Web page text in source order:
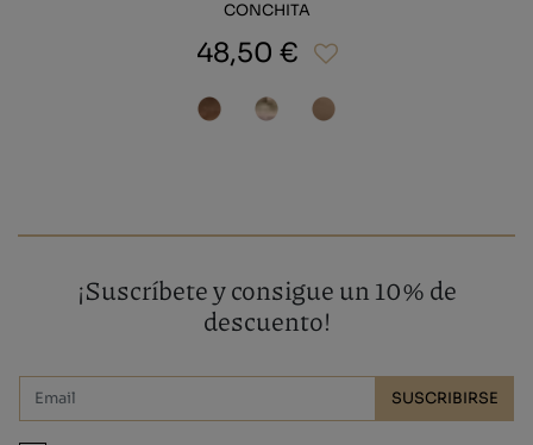
CONCHITA
48,50 €
¡Suscríbete y consigue un 10% de
descuento!
SUSCRIBIRSE